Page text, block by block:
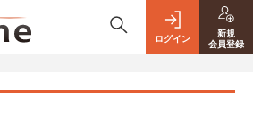
ログイン
新規
会員登録